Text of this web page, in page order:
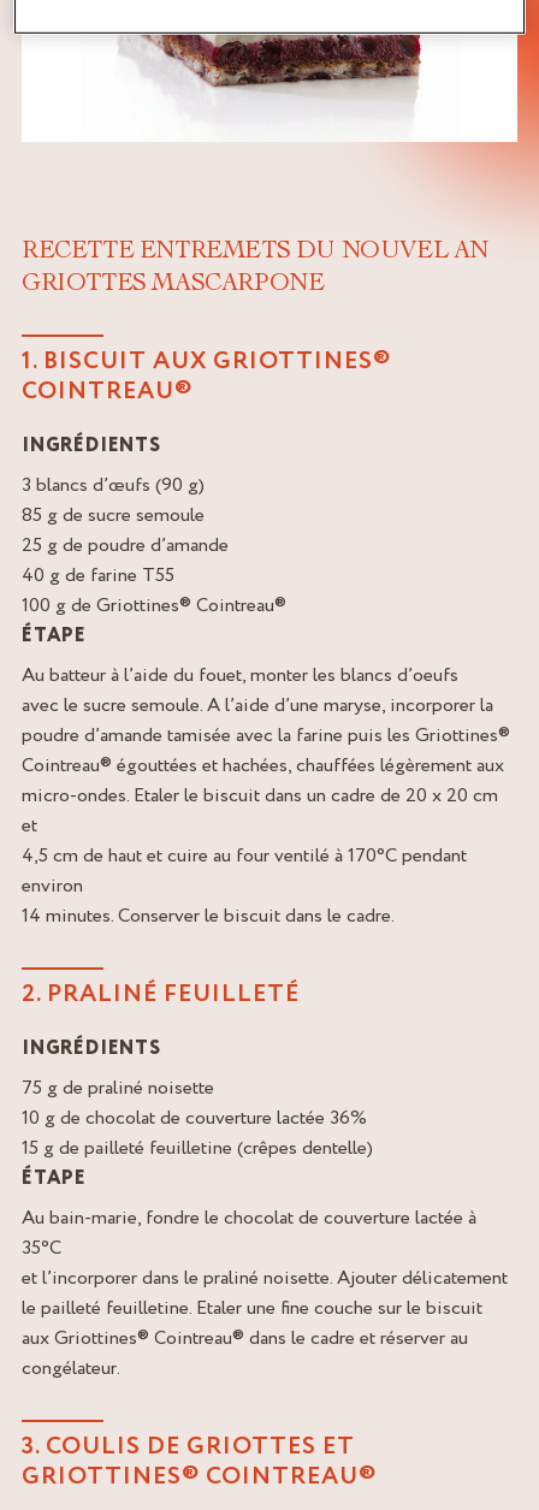
RECETTE ENTREMETS DU NOUVEL AN
GRIOTTES MASCARPONE
1. BISCUIT AUX GRIOTTINES®
COINTREAU®
INGRÉDIENTS
3 blancs d’œufs (90 g)
85 g de sucre semoule
25 g de poudre d’amande
40 g de farine T55
100 g de Griottines® Cointreau®
ÉTAPE
Au batteur à l’aide du fouet, monter les blancs d’oeufs
avec le sucre semoule. A l’aide d’une maryse, incorporer la
poudre d’amande tamisée avec la farine puis les Griottines®
Cointreau® égouttées et hachées, chauffées légèrement aux
micro-ondes. Etaler le biscuit dans un cadre de 20 x 20 cm
et
4,5 cm de haut et cuire au four ventilé à 170°C pendant
environ
14 minutes. Conserver le biscuit dans le cadre.
2. PRALINÉ FEUILLETÉ
INGRÉDIENTS
75 g de praliné noisette
10 g de chocolat de couverture lactée 36%
15 g de pailleté feuilletine (crêpes dentelle)
ÉTAPE
Au bain-marie, fondre le chocolat de couverture lactée à
35°C
et l’incorporer dans le praliné noisette. Ajouter délicatement
le pailleté feuilletine. Etaler une fine couche sur le biscuit
aux Griottines® Cointreau® dans le cadre et réserver au
congélateur.
3. COULIS DE GRIOTTES ET
GRIOTTINES® COINTREAU®